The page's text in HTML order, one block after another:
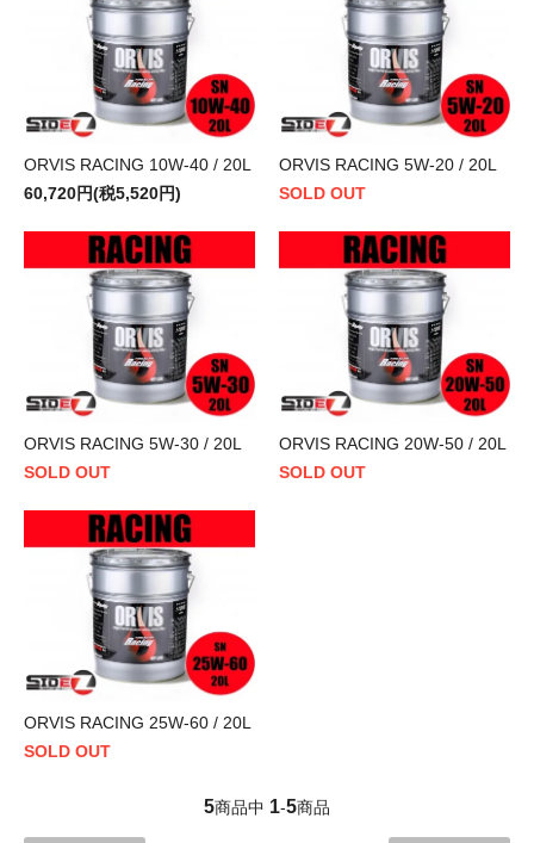
ORVIS RACING 10W-40 / 20L
60,720円(税5,520円)
ORVIS RACING 5W-20 / 20L
SOLD OUT
ORVIS RACING 5W-30 / 20L
SOLD OUT
ORVIS RACING 20W-50 / 20L
SOLD OUT
ORVIS RACING 25W-60 / 20L
SOLD OUT
5商品中 1-5商品